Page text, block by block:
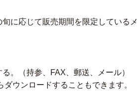
に応じて販売期間を限定しているメ
。（持参、FAX、郵送、メール）
ウンロードすることもできます。